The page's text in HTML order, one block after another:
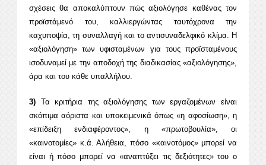
σχέσεις θα αποκαλύπτουν πώς αξιολόγησε καθένας τον
προϊστάμενό του, καλλιεργώντας ταυτόχρονα την
καχυποψία, τη συναλλαγή και το αντισυναδελφικό κλίμα. Η
«αξιολόγηση» των υφισταμένων για τους προϊσταμένους
ισοδυναμεί με την αποδοχή της διαδικασίας «αξιολόγησης»,
άρα και του κάθε υπαλλήλου.
3) Τα κριτήρια της αξιολόγησης των εργαζομένων είναι
σκόπιμα αόριστα και υποκειμενικά όπως «η αφοσίωση», η
«επίδειξη ενδιαφέροντος», η «πρωτοβουλία», οι
«καινοτομίες» κ.ά. Αλήθεια, πόσο «καινοτόμος» μπορεί να
είναι ή πόσο μπορεί να «αναπτύξει τις δεξιότητες» του ο